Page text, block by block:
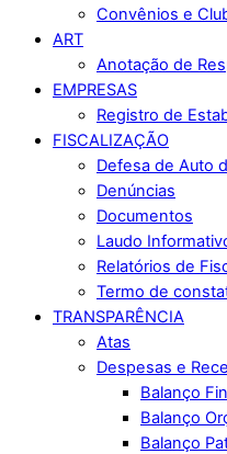
Convênios e
ART
Anotação de
EMPRESAS
Registro de
FISCALIZAÇÃO
Defesa de Auto
Denúncias
Documentos
Laudo
Relatórios de
Termo de
TRANSPARÊNCIA
Atas
Despesas e
Balanço
Balanço
Balanço